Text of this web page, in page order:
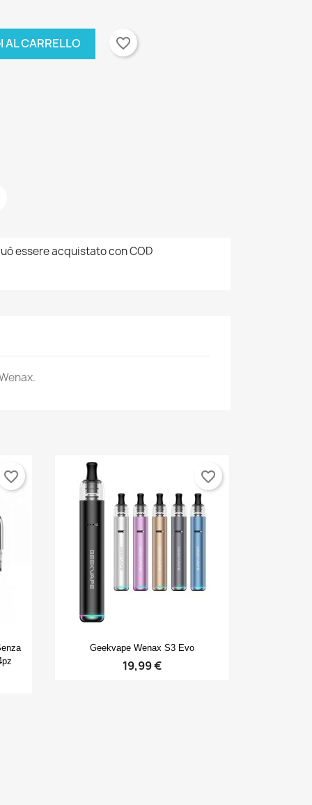
AL CARRELLO favorite_border
essere acquistato con COD
favorite_border
Anteprima
Geekvape Wenax S3 Evo
19,99 €
favorite_border